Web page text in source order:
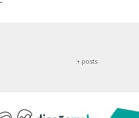
+ posts